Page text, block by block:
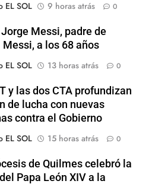
EL SOL
9 horas atrás 0
Messi, padre de
Messi, a los 68 años
EL SOL
13 horas atrás 0
y las dos CTA profundizan
de lucha con nuevas
contra el Gobierno
EL SOL
15 horas atrás 0
de Quilmes celebró la
Papa León XIV a la